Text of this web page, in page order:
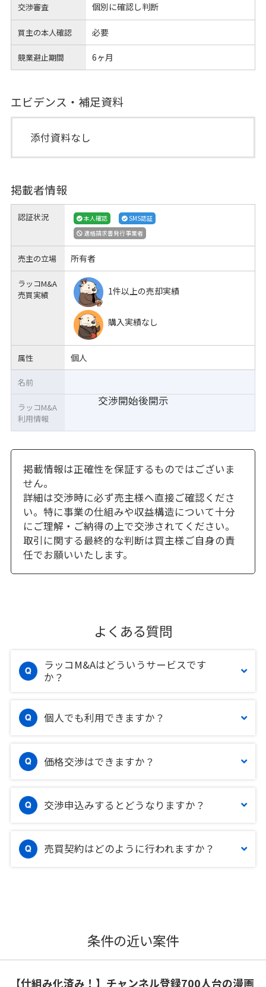
交渉審査 個別に確認し判断
買主の本人確認 必要
競業避止期間 6ヶ月
エビデンス・補足資料
添付資料なし
掲載者情報
認証状況 本人確認
SMS認証
適格請求書発行事業者
売主の立場 所有者
ラッコM&A
売買実績
1件以上の売却実績
購入実績なし
属性 個人
交渉開始後開示
名前
ラッコM&A
利用情報
掲載情報は正確性を保証するものではございま
せん。
詳細は交渉時に必ず売主様へ直接ご確認くださ
い。特に事業の仕組みや収益構造について十分
にご理解・ご納得の上で交渉されてください。
取引に関する最終的な判断は買主様ご自身の責
任でお願いいたします。
よくある質問
ラッコM&Aはどういうサービスです
か？
個人でも利用できますか？
価格交渉はできますか？
交渉申込みするとどうなりますか？
売買契約はどのように行われますか？
条件の近い案件
【仕組み化済み！】チャンネル登録700人台の漫画